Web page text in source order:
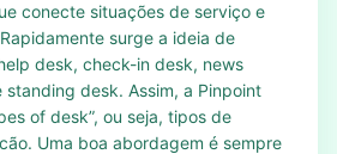
conecte situações de serviço e
surge a ideia de
desk, check-in desk, news
desk. Assim, a Pinpoint
of desk”, ou seja, tipos de
Uma boa abordagem é sempre